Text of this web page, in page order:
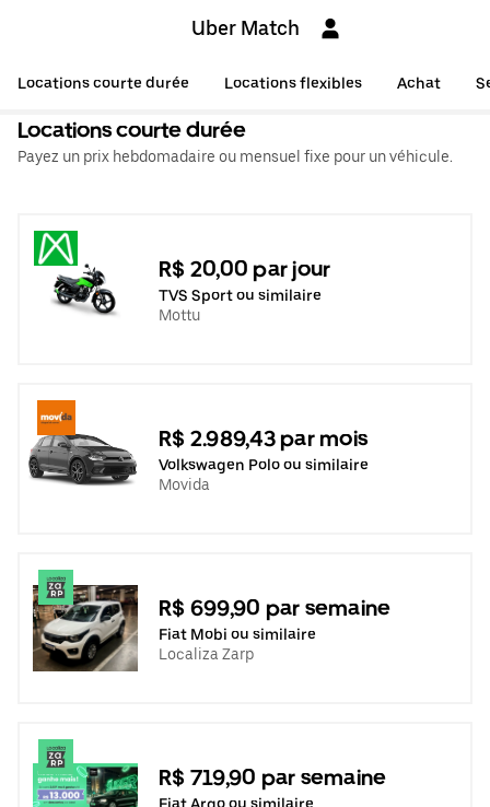
Uber Match
Locations courte durée Locations flexibles Achat
Locations courte durée
Payez un prix hebdomadaire ou mensuel fixe pour un véhicule.
R$ 20,00 par jour
TVS Sport ou similaire
Mottu
R$ 2.989,43 par mois
Volkswagen Polo ou similaire
Movida
R$ 699,90 par semaine
Fiat Mobi ou similaire
Localiza Zarp
R$ 719,90 par semaine
Fiat Argo ou similaire